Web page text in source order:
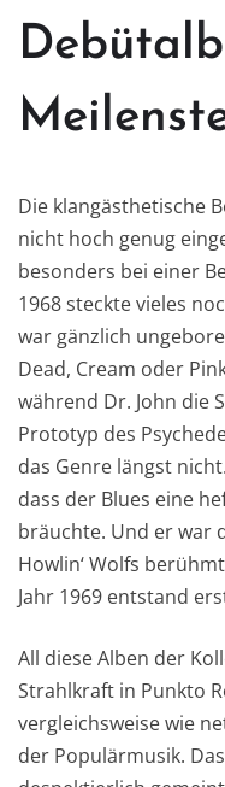
Die klangästhetische
nicht hoch genug
besonders bei einer
1968 steckte vieles
war gänzlich
Dead, Cream oder
während Dr. John die
Prototyp des
das Genre längst
dass der Blues eine
bräuchte. Und er war
Howlin‘ Wolfs
Jahr 1969 entstand
All diese Alben der
Strahlkraft in Punkto
vergleichsweise wie
der Populärmusik.